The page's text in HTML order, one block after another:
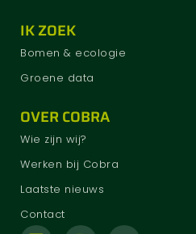
IK ZOEK
Bomen & ecologie
Groene data
OVER COBRA
Wie zijn wij?
Werken bij Cobra
Laatste nieuws
Contact